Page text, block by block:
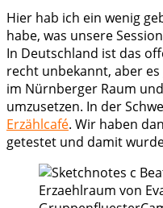
Hier hab ich ein wenig
habe, was unsere
In Deutschland ist das
recht unbekannt, aber
im Nürnberger Raum
umzusetzen. In der
Erzählcafé. Wir haben
getestet und damit